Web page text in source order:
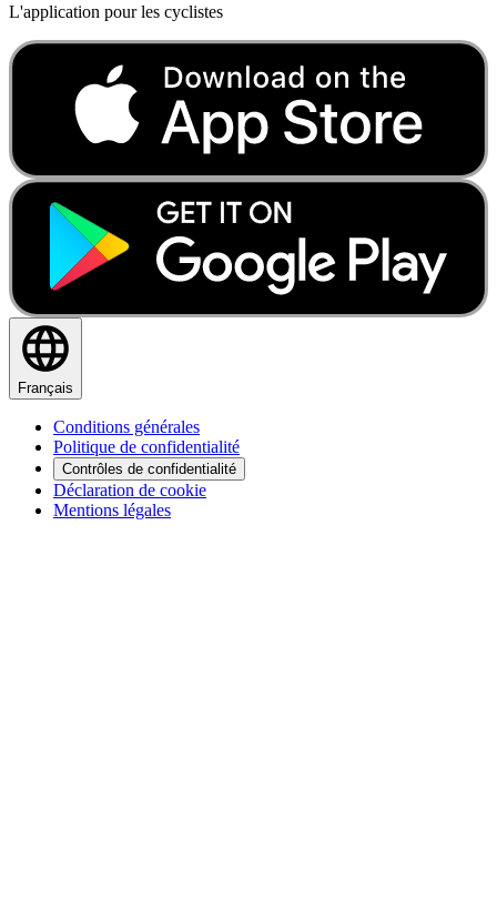
L'application pour les cyclistes
Français
Conditions générales
Politique de confidentialité
Contrôles de confidentialité
Déclaration de cookie
Mentions légales